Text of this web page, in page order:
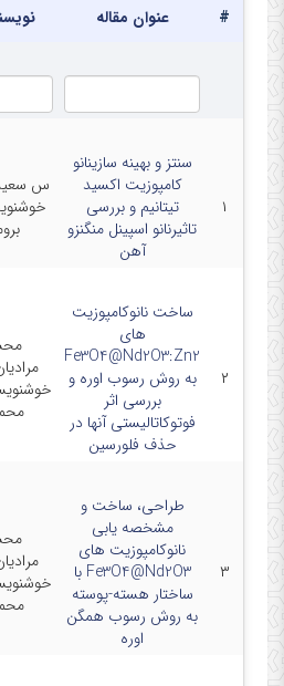
# عنوان مقاله
۱
سنتز و بهینه سازینانو
کامپوزیت اکسید
تیتانیم و بررسی
تاثیرنانو اسپینل منگنزو
آهن
س
۲
ساخت نانوکامپوزیت
های
Fe3O4@Nd2O3:Zn2
به روش رسوب اوره و
بررسی اثر
فوتوکاتالیستی آنها در
حذف فلورسین
۳
طراحی، ساخت و
مشخصه یابی
نانوکامپوزیت های
Fe3O4@Nd2O3 با
ساختار هسته-پوسته
به روش رسوب همگن
اوره